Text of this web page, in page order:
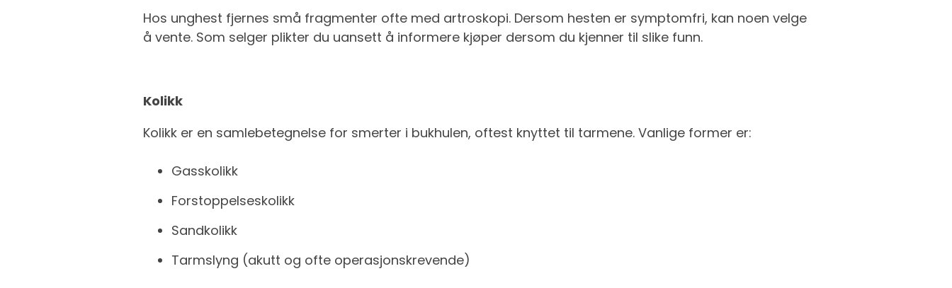
Hos unghest fjernes små fragmenter ofte med artroskopi. Dersom hesten er symptomfri, kan noen velge
å vente. Som selger plikter du uansett å informere kjøper dersom du kjenner til slike funn.
Kolikk
Kolikk er en samlebetegnelse for smerter i bukhulen, oftest knyttet til tarmene. Vanlige former er:
Gasskolikk
Forstoppelseskolikk
Sandkolikk
Tarmslyng (akutt og ofte operasjonskrevende)